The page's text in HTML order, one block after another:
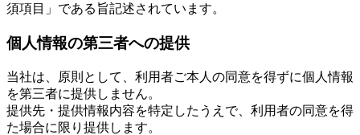
須項目」である旨記述されています。
個人情報の第三者への提供
当社は、原則として、利用者ご本人の同意を得ずに個人情報
を第三者に提供しません。
提供先・提供情報内容を特定したうえで、利用者の同意を得
た場合に限り提供します。